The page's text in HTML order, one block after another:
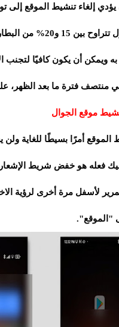
إلغاء تنشيط الموقع إلى
هاتفك المحمول تتراوح بين
ويمكن أن يكون كافيًا لتجنب
منتصف فترة ما بعد الظهر،
موقع الجوال
الموقع أمرًا بسيطًا للغاية
فعله هو خفض شريط
لأسفل مرة أخرى لرؤية
"الموقع".